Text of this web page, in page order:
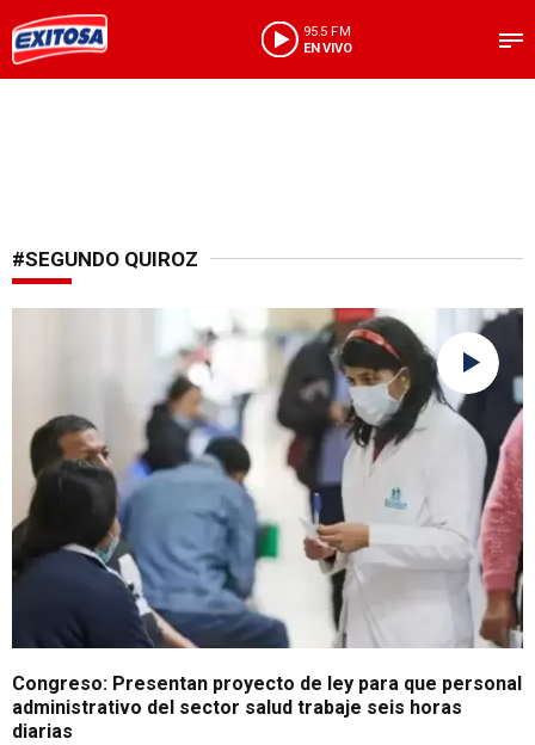
95.5 FM
EN VIVO
#SEGUNDO QUIROZ
Aplicaría para todos los regímenes laborales
Congreso: Presentan proyecto de ley para que personal
administrativo del sector salud trabaje seis horas
diarias